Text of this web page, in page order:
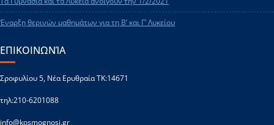
Έναρξη θερινών μαθημάτων για τη Β’ και Γ’ Λυκείου
ΕΠΙΚΟΙΝΩΝΊΑ
Σροφυλίου 5, Νέα Ερυθραία ΤΚ:14671
τηλ:210-6201088
info@kosmognosi.gr